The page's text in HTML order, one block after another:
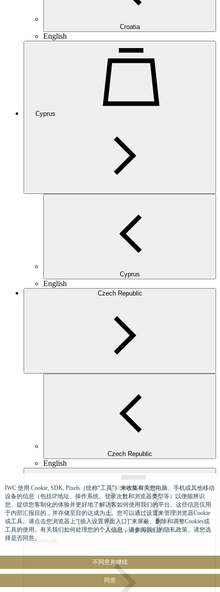
Croatia
English
Cyprus
Cyprus
English
Czech Republic
Czech Republic
English
Denmark
IWC 使用 Cookie, SDK, Pixels（统称“工具”）来收集有关您电脑、手机或其他移动
设备的信息（包括IP地址、操作系统、登录次数和浏览器类型等）以便能辨识
您、提供您客制化的体验并更好地了解访客如何使用我们的平台。这些信息仅用
于内部汇报目的，并存储至目的达成为止。您可以通过设置来管理浏览器Cookie
或工具。请点击您浏览器上“[插入设置界面入口]”来屏蔽、删除和调整Cookies或
工具的使用。有关我们如何处理您的个人信息，请参阅我们的隐私政策。请您选
择是否同意。
不同意并继续
同意